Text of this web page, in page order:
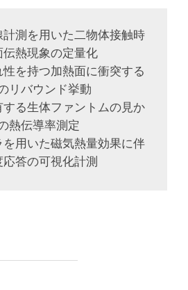
計測を用いた二物体接触時
伝熱現象の定量化
性を持つ加熱面に衝突する
リバウンド挙動
する生体ファントムの見か
熱伝導率測定
を用いた磁気熱量効果に伴
応答の可視化計測